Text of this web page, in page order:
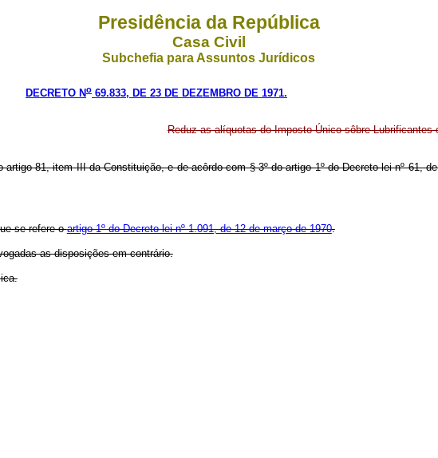
Presidência da República
Casa Civil
Subchefia para Assuntos Jurídicos
DECRETO No 69.833, DE 23 DE DEZEMBRO DE 1971.
Reduz as alíquotas do Imposto Único sôbre
81, item III da Constituição, e de acôrdo com § 3º do artigo 1º do Decreto-lei nº 61,
se refere oartigo 1º do Decreto-lei nº 1.091, de 12 de março de 1970.
as disposições em contrário.